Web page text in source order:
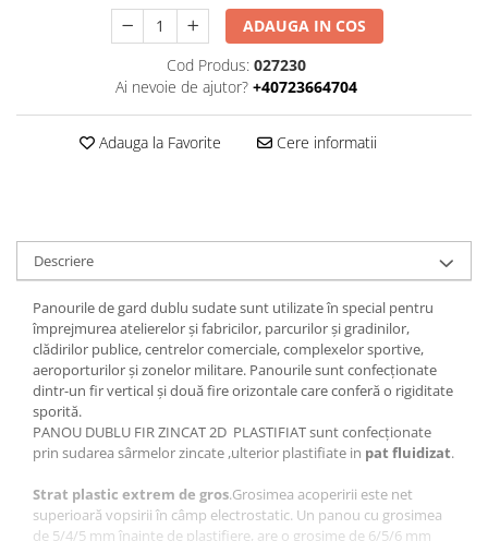
ADAUGA IN COS
Cod Produs: 027230
Ai nevoie de ajutor? +40723664704
Adauga la Favorite Cere informatii
Descriere
Panourile de gard dublu sudate sunt utilizate în special pentru
împrejmurea atelierelor și fabricilor, parcurilor și gradinilor,
clădirilor publice, centrelor comerciale, complexelor sportive,
aeroporturilor și zonelor militare. Panourile sunt confecționate
dintr-un fir vertical și două fire orizontale care conferă o rigiditate
sporită.
PANOU DUBLU FIR ZINCAT 2D PLASTIFIAT sunt confecționate
prin sudarea sârmelor zincate ,ulterior plastifiate in pat fluidizat.
Strat plastic extrem de gros.Grosimea acoperirii este net
superioară vopsirii în câmp electrostatic. Un panou cu grosimea
de 5/4/5 mm înainte de plastifiere, are o grosime de 6/5/6 mm